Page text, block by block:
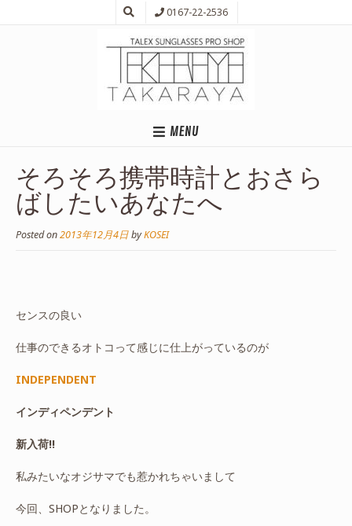
0167-22-2536
MENU
そろそろ携帯時計とおさら
ばしたいあなたへ
Posted on2013年12月4日byKOSEI
センスの良い
仕事のできるオトコって感じに仕上がっているのが
INDEPENDENT
インディペンデント
新入荷!!
私みたいなオジサマでも惹かれちゃいまして
今回、SHOPとなりました。